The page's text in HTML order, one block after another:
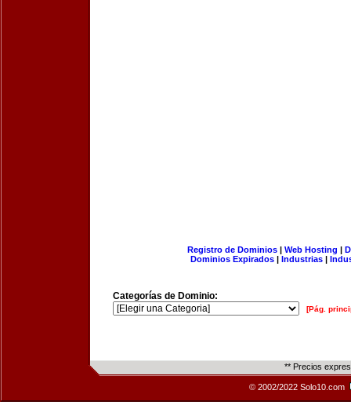
Registro de Dominios| Web Hosting |
Dominios Expirados | Industrias |
Categorías de Dominio:
[Pág.
** Precios
© 2002/2022 Solo10.com